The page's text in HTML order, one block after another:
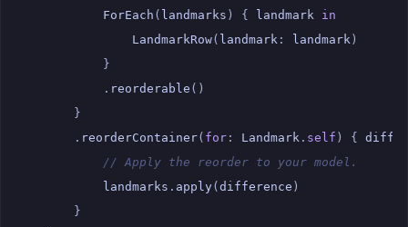
ForEach ( landmarks ) { landmark
in
LandmarkRow( landmark : landmark )
}
. reorderable ()
}
. reorderContainer( for : Landmark . self ) {
// Apply the reorder to your model.
landmarks . apply( difference )
}